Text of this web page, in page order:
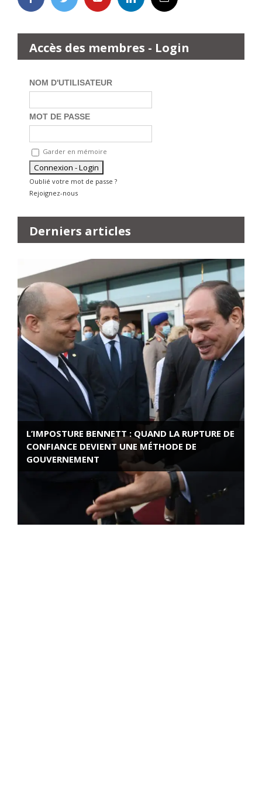
Accès des membres - Login
NOM D'UTILISATEUR
MOT DE PASSE
Garder en mémoire
Oublié votre mot de passe ?
Rejoignez-nous
Derniers articles
L’IMPOSTURE BENNETT : QUAND LA RUPTURE DE
CONFIANCE DEVIENT UNE MÉTHODE DE
GOUVERNEMENT
ROSE VALLAND, HEROÏNE DE LA RESISTANCE